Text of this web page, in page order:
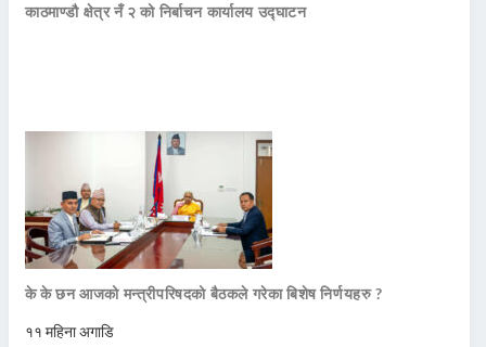
काठमाण्डौ क्षेत्र नँ २ को निर्बाचन कार्यालय उद्घाटन
के के छन आजको मन्त्रीपरिषदको बैठकले गरेका बिशेष निर्णयहरु ?
११ महिना अगाडि